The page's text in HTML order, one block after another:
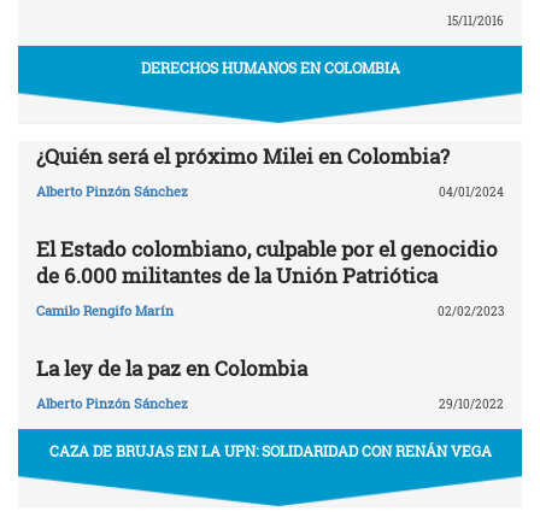
15/11/2016
DERECHOS HUMANOS EN COLOMBIA
¿Quién será el próximo Milei en Colombia?
Alberto Pinzón Sánchez 04/01/2024
El Estado colombiano, culpable por el genocidio
de 6.000 militantes de la Unión Patriótica
Camilo Rengifo Marín 02/02/2023
La ley de la paz en Colombia
Alberto Pinzón Sánchez 29/10/2022
CAZA DE BRUJAS EN LA UPN: SOLIDARIDAD CON RENÁN VEGA